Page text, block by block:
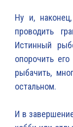
Ну и,
проводить
Истинный
опорочить
рыбачить,
остальном.
И в